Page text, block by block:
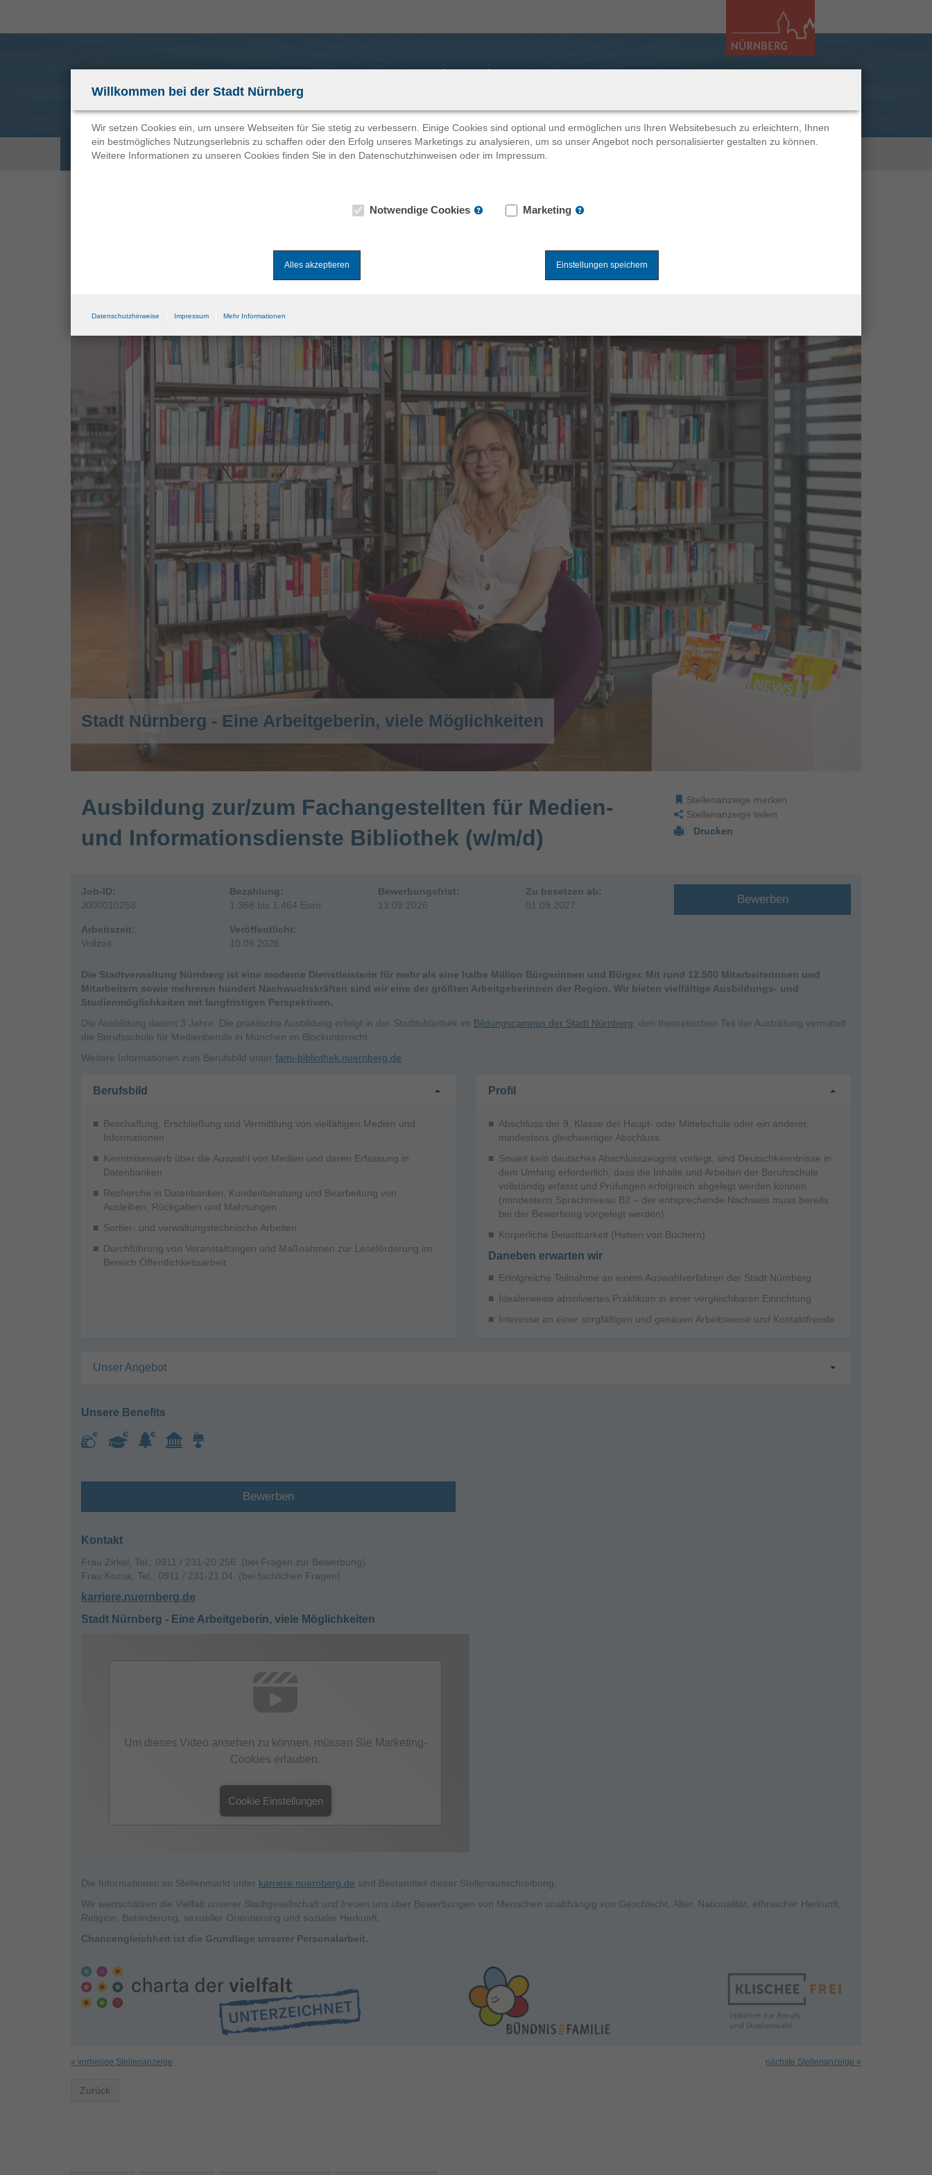
Stadt Nürnberg
Hauptnavigation
Stellenangebote(aktuell)Meine Karriere Job Abo
Willkommen bei der Stadt Nürnberg
Wir setzen Cookies ein, um unsere Webseiten für Sie stetig zu verbessern. Einige Cookies sind optional und ermöglichen uns Ihren Websitebesuch zu erleichtern, Ihnen
ein bestmögliches Nutzungserlebnis zu schaffen oder den Erfolg unseres Marketings zu analysieren, um so unser Angebot noch personalisierter gestalten zu können.
Weitere Informationen zu unseren Cookies finden Sie in den Datenschutzhinweisen oder im Impressum.
Notwendige Cookies Marketing
Alles akzeptieren Einstellungen speichern
Datenschutzhinweise Impressum Mehr Informationen
Stadt Nürnberg - Eine Arbeitgeberin, viele Möglichkeiten
Ausbildung zur/zum Fachangestellten für Medien-
und Informationsdienste Bibliothek (w/m/d)
Stellenanzeige merken
Stellenanzeige teilen
Drucken
Job-ID:
J000010258
Bezahlung:
1.368 bis 1.464 Euro
Bewerbungsfrist:
13.09.2026
Zu besetzen ab:
01.09.2027
Arbeitszeit:
Vollzeit
Veröffentlicht:
10.06.2026
Bewerben
Die Stadtverwaltung Nürnberg ist eine moderne Dienstleisterin für mehr als eine halbe Million Bürgerinnen und Bürger. Mit rund 12.500 Mitarbeiterinnen und
Mitarbeitern sowie mehreren hundert Nachwuchskräften sind wir eine der größten Arbeitgeberinnen der Region. Wir bieten vielfältige Ausbildungs- und
Studienmöglichkeiten mit langfristigen Perspektiven.
Die Ausbildung dauert 3 Jahre. Die praktische Ausbildung erfolgt in der Stadtbibliothek im Bildungscampus der Stadt Nürnberg , den theoretischen Teil der Ausbildung vermittelt
die Berufsschule für Medienberufe in München im Blockunterricht.
Weitere Informationen zum Berufsbild unter fami-bibliothek.nuernberg.de
Berufsbild
Beschaffung, Erschließung und Vermittlung von vielfältigen Medien und
Informationen
Kenntniserwerb über die Auswahl von Medien und deren Erfassung in
Datenbanken
Recherche in Datenbanken, Kundenberatung und Bearbeitung von
Ausleihen, Rückgaben und Mahnungen
Sortier- und verwaltungstechnische Arbeiten
Durchführung von Veranstaltungen und Maßnahmen zur Leseförderung im
Bereich Öffentlichkeitsarbeit
Profil
Abschluss der 9. Klasse der Haupt- oder Mittelschule oder ein anderer,
mindestens gleichwertiger Abschluss
Soweit kein deutsches Abschlusszeugnis vorliegt, sind Deutschkenntnisse in
dem Umfang erforderlich, dass die Inhalte und Arbeiten der Berufsschule
vollständig erfasst und Prüfungen erfolgreich abgelegt werden können
(mindestens Sprachniveau B2 – der entsprechende Nachweis muss bereits
bei der Bewerbung vorgelegt werden)
Körperliche Belastbarkeit (Heben von Büchern)
Daneben erwarten wir
Erfolgreiche Teilnahme an einem Auswahlverfahren der Stadt Nürnberg
Idealerweise absolviertes Praktikum in einer vergleichbaren Einrichtung
Interesse an einer sorgfältigen und genauen Arbeitsweise und Kontaktfreude
Unser Angebot
Unsere Benefits
Bewerben
Kontakt
Frau Zirkel, Tel.: 0911 / 231-20 256 (bei Fragen zur Bewerbung)
Frau Kozok, Tel.: 0911 / 231-21 04 (bei fachlichen Fragen)
karriere.nuernberg.de
Stadt Nürnberg - Eine Arbeitgeberin, viele Möglichkeiten
Um dieses Video ansehen zu können, müssen Sie Marketing-
Cookies erlauben.
Cookie Einstellungen
Die Informationen im Stellenmarkt unter karriere.nuernberg.de sind Bestandteil dieser Stellenausschreibung.
Wir wertschätzen die Vielfalt unserer Stadtgesellschaft und freuen uns über Bewerbungen von Menschen unabhängig von Geschlecht, Alter, Nationalität, ethnischer Herkunft,
Religion, Behinderung, sexueller Orientierung und sozialer Herkunft.
Chancengleichheit ist die Grundlage unserer Personalarbeit.
« vorherige Stellenanzeige nächste Stellenanzeige »
Zurück